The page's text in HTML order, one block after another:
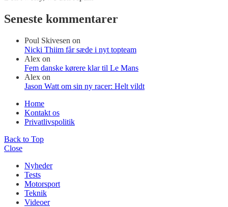
Seneste kommentarer
Poul Skivesen on
Nicki Thiim får sæde i nyt topteam
Alex on
Fem danske kørere klar til Le Mans
Alex on
Jason Watt om sin ny racer: Helt vildt
Home
Kontakt os
Privatlivspolitik
Back to Top
Close
Nyheder
Tests
Motorsport
Teknik
Videoer